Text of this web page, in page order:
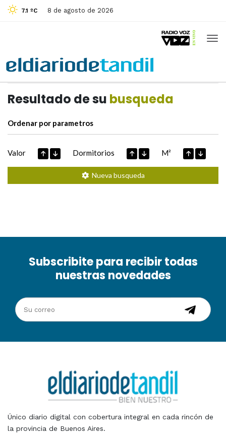
7.1 ºC 8 de agosto de 2026
Resultado de su busqueda
Ordenar por parametros
Valor Dormitorios M²
Nueva busqueda
Subscribite para recibir todas
nuestras novedades
Único diario digital con cobertura integral en cada rincón de
la provincia de Buenos Aires.